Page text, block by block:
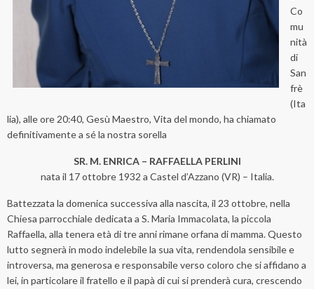
Co
mu
nità
di
San
frè
(Ita
lia), alle ore 20:40, Gesù Maestro, Vita del mondo, ha chiamato
definitivamente a sé la nostra sorella
SR. M. ENRICA – RAFFAELLA PERLINI
nata il 17 ottobre 1932 a Castel d’Azzano (VR) – Italia.
Battezzata la domenica successiva alla nascita, il 23 ottobre, nella
Chiesa parrocchiale dedicata a S. Maria Immacolata, la piccola
Raffaella, alla tenera età di tre anni rimane orfana di mamma. Questo
lutto segnerà in modo indelebile la sua vita, rendendola sensibile e
introversa, ma generosa e responsabile verso coloro che si affidano a
lei, in particolare il fratello e il papà di cui si prenderà cura, crescendo